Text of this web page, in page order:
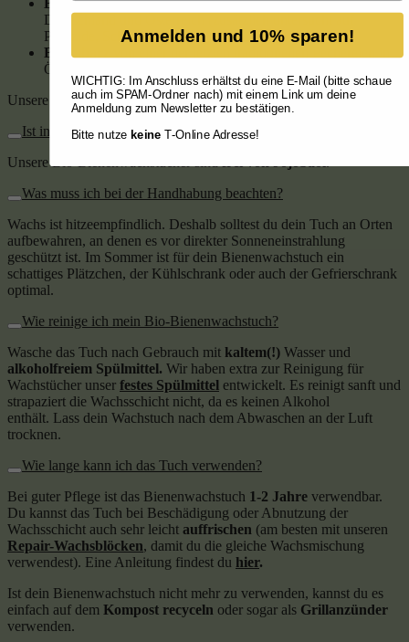
Bio-Bienenwachsvon regionalen Bio-Imkereien aus
Deutschland und Österreich (zusätzlich untersucht auf
Pestizide, Schadstoffe und Verfälschungen)
Baumharz
Österreich
Unsere Bio-Bienenwachstücher sindfrei von Jojobaöl .
Ist in den Bio-Bienenwachstüchern Jojobaöl enthalten?
Unsere Bio-Bienenwachstücher sind
Was muss ich bei der Handhabung beachten?
Wachs ist hitzeempfindlich. Deshalb solltest du dein Tuch an Orten
aufbewahren, an denen es vor direkter Sonneneinstrahlung
geschützt ist. Im Sommer ist für dein Bienenwachstuch ein
schattiges Plätzchen, der Kühlschrank oder auch der Gefrierschrank
optimal.
Wie reinige ich mein Bio-Bienenwachstuch?
Wasche das Tuch nach Gebrauch mit kaltem(!) Wasser und
alkoholfreiem Spülmittel. Wir haben extra zur Reinigung für
Wachstücher unser festes Spülmittel entwickelt. Es reinigt sanft und
strapaziert die Wachsschicht nicht, da es keinen Alkohol
enthält. Lass dein Wachstuch nach dem Abwaschen an der Luft
trocknen.
Wie lange kann ich das Tuch verwenden?
Bei guter Pflege ist das Bienenwachstuch 1-2 Jahre verwendbar.
Du kannst das Tuch bei Beschädigung oder Abnutzung der
Wachsschicht auch sehr leicht auffrischen (am besten mit unseren
Repair-Wachsblöcken, damit du die gleiche Wachsmischung
verwendest). Eine Anleitung findest du hier.
Ist dein Bienenwachstuch nicht mehr zu verwenden, kannst du es
einfach auf dem Kompost recyceln oder sogar als Grillanzünder
verwenden.
Anmelden und 10% sparen!
WICHTIG: Im Anschluss erhältst du eine E-Mail (bitte schaue
auch im SPAM-Ordner nach) mit einem Link um deine
Anmeldung zum Newsletter zu bestätigen.
Bitte nutze keine T-Online Adresse!